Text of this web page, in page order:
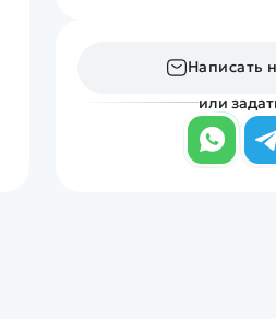
Написать
или